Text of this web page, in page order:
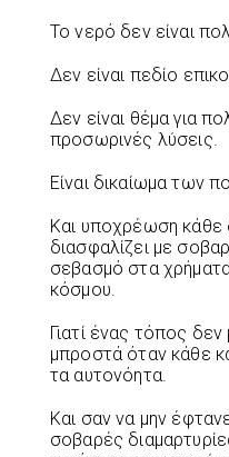
Το νερό δεν είναι
Δεν είναι πεδίο
Δεν είναι θέμα για
προσωρινές λύσεις.
Είναι δικαίωμα των
Και υποχρέωση κάθε
διασφαλίζει με
σεβασμό στα
κόσμου.
Γιατί ένας τόπος
μπροστά όταν κάθε
τα αυτονόητα.
Και σαν να μην
σοβαρές